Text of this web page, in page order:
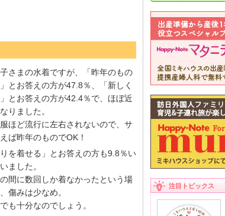
さまの水着ですが、「昨年のもの
とお答えの方が47.8％、「新しく
とお答えの方が42.4％で、ほぼ近
りました。
ほど流行に左右されないので、サ
ば昨年のものでOK！
りを着せる」とお答えの方も9.8％い
ました。
間に数回しか着なかったという場
傷みは少なめ。
も十分なのでしょう。
注目トピックス